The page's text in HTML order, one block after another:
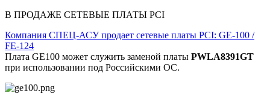
В ПРОДАЖЕ СЕТЕВЫЕ ПЛАТЫ PCI
Компания СПЕЦ-АСУ продает сетевые платы PCI: GE-100 /
FE-124
Плата GE100 может служить заменой платы PWLA8391GT
при использовании под Российскими ОС.